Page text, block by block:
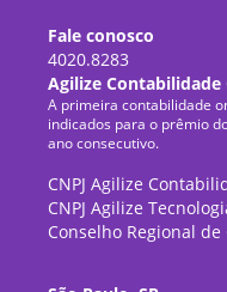
Fale conosco
4020.8283
Agilize Contabilidade
A primeira contabilidade
indicados para o prêmio
ano consecutivo.
CNPJ Agilize
CNPJ Agilize
Conselho Regional